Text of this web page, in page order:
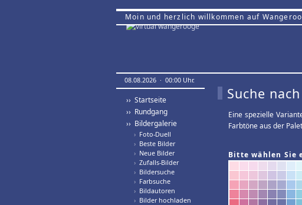
Moin und herzlich willkommen auf
08.08.2026 · 00:00 Uhr.
›› Startseite
›› Rundgang
›› Bildergalerie
› Foto-Duell
› Beste Bilder
› Neue Bilder
› Zufalls-Bilder
› Bildersuche
› Farbsuche
› Bildautoren
› Bilder hochladen
Suche
Eine spezielle
Farbtöne aus der
Bitte wählen Sie